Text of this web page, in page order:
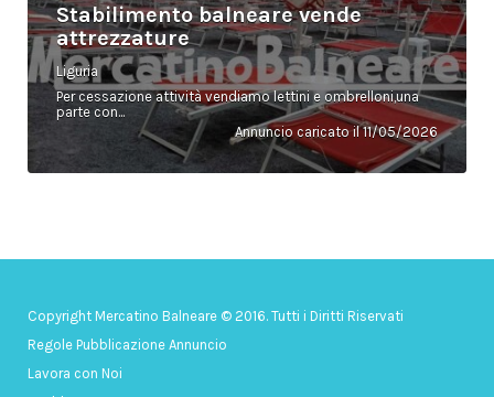
Stabilimento balneare vende
attrezzature
Liguria
Per cessazione attività vendiamo lettini e ombrelloni,una
parte con...
Annuncio caricato il 11/05/2026
Copyright Mercatino Balneare © 2016. Tutti i Diritti Riservati
Regole Pubblicazione Annuncio
Lavora con Noi